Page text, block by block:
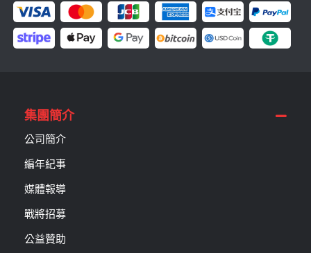
集團簡介
公司簡介
編年紀事
媒體報導
戰將招募
公益贊助